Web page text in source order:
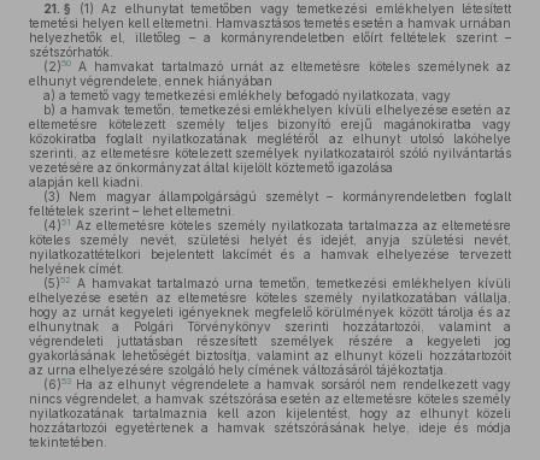
21. § (1) Az elhunytat temetőben vagy temetkezési emlékhelyen létesített
temetési helyen kell eltemetni. Hamvasztásos temetés esetén a hamvak urnában
helyezhetők el, illetőleg – a kormányrendeletben előírt feltételek szerint –
szétszórhatók.
(2)50
A hamvakat tartalmazó urnát az eltemetésre köteles személynek az
elhunyt végrendelete, ennek hiányában
a) a temető vagy temetkezési emlékhely befogadó nyilatkozata, vagy
b) a hamvak temetőn, temetkezési emlékhelyen kívüli elhelyezése esetén az
eltemetésre kötelezett személy teljes bizonyító erejű magánokiratba vagy
közokiratba foglalt nyilatkozatának meglétéről az elhunyt utolsó lakóhelye
szerinti, az eltemetésre kötelezett személyek nyilatkozatairól szóló nyilvántartás
vezetésére az önkormányzat által kijelölt köztemető igazolása
alapján kell kiadni.
(3) Nem magyar állampolgárságú személyt – kormányrendeletben foglalt
feltételek szerint – lehet eltemetni.
(4)51 Az eltemetésre köteles személy nyilatkozata tartalmazza az eltemetésre
köteles személy nevét, születési helyét és idejét, anyja születési nevét,
nyilatkozattételkori bejelentett lakcímét és a hamvak elhelyezése tervezett
helyének címét.
(5)52
A hamvakat tartalmazó urna temetőn, temetkezési emlékhelyen kívüli
elhelyezése esetén az eltemetésre köteles személy nyilatkozatában vállalja,
hogy az urnát kegyeleti igényeknek megfelelő körülmények között tárolja és az
elhunytnak a Polgári Törvénykönyv szerinti hozzátartozói, valamint a
végrendeleti juttatásban részesített személyek részére a kegyeleti jog
gyakorlásának lehetőségét biztosítja, valamint az elhunyt közeli hozzátartozóit
az urna elhelyezésére szolgáló hely címének változásáról tájékoztatja.
(6)53 Ha az elhunyt végrendelete a hamvak sorsáról nem rendelkezett vagy
nincs végrendelet, a hamvak szétszórása esetén az eltemetésre köteles személy
nyilatkozatának tartalmaznia kell azon kijelentést, hogy az elhunyt közeli
hozzátartozói egyetértenek a hamvak szétszórásának helye, ideje és módja
tekintetében.